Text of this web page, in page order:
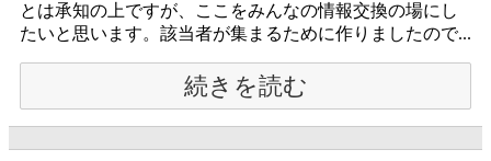
とは承知の上ですが、ここをみんなの情報交換の場にし
たいと思います。該当者が集まるために作りましたので...
続きを読む